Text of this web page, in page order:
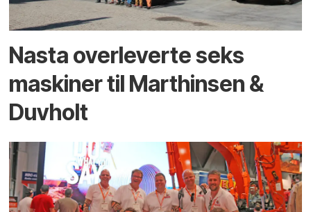
Nasta overleverte seks
maskiner til Marthinsen &
Duvholt